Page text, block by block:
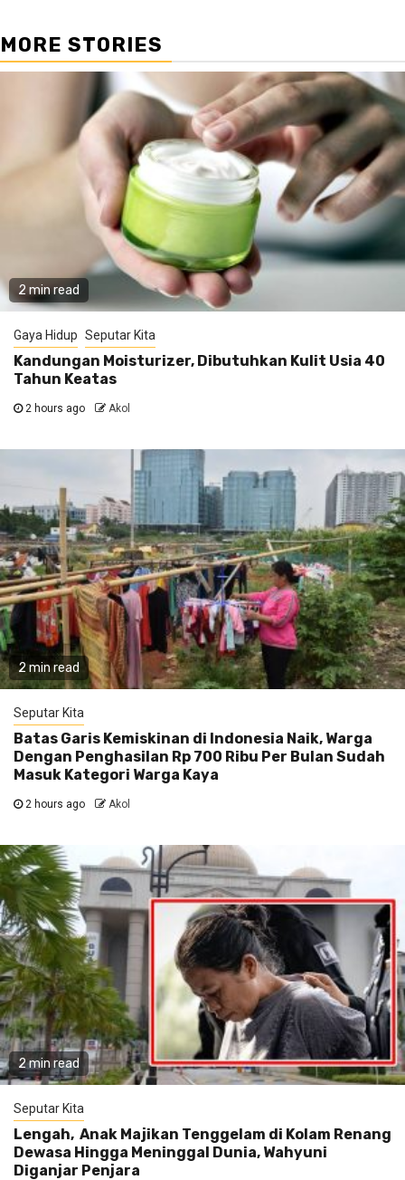
MORE STORIES
2 min read
Gaya Hidup Seputar Kita
Kandungan Moisturizer, Dibutuhkan Kulit Usia 40
Tahun Keatas
2 hours ago Akol
2 min read
Seputar Kita
Batas Garis Kemiskinan di Indonesia Naik, Warga
Dengan Penghasilan Rp 700 Ribu Per Bulan Sudah
Masuk Kategori Warga Kaya
2 hours ago Akol
2 min read
Seputar Kita
Lengah, Anak Majikan Tenggelam di Kolam Renang
Dewasa Hingga Meninggal Dunia, Wahyuni
Diganjar Penjara